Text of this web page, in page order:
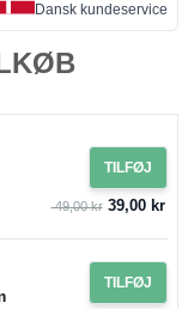
Dansk kundeservice
TILFØJ
49,00 kr39,00 kr
TILFØJ